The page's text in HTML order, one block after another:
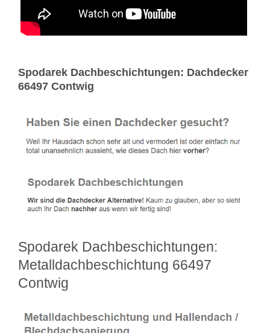
Spodarek Dachbeschichtungen: Dachdecker
66497 Contwig
Spodarek Dachbeschichtungen:
Metalldachbeschichtung 66497
Contwig